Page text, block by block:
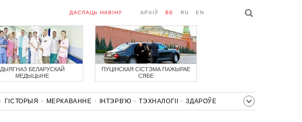
ДАСЛАЦЬ НАВІНУ АРХІЎ BE RU EN
ДЫЯГНАЗ БЕЛАРУСКАЙ
МЕДЫЦЫНЕ
ПУЦІНСКАЯ СІСТЭМА ПАЖЫРАЕ
СЯБЕ
ГІСТОРЫЯ МЕРКАВАННЕ ІНТЭРВ'Ю ТЭХНАЛОГІІ
ЗДАРОЎЕ